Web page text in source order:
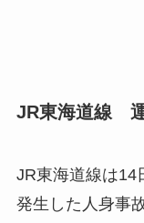
JR東海道線
JR東海道線は14
発生した人身事